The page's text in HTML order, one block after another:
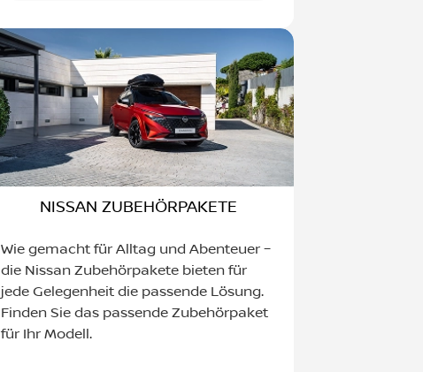
NISSAN ZUBEHÖRPAKETE
Wie gemacht für Alltag und Abenteuer –
die Nissan Zubehörpakete bieten für
jede Gelegenheit die passende Lösung.
Finden Sie das passende Zubehörpaket
für Ihr Modell.